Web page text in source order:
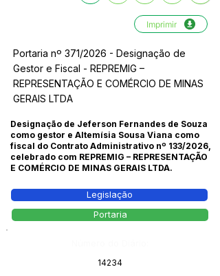
Imprimir
Portaria nº 371/2026 - Designação de
Gestor e Fiscal - REPREMIG –
REPRESENTAÇÃO E COMÉRCIO DE MINAS
GERAIS LTDA
Designação de Jeferson Fernandes de Souza
como gestor e Altemísia Sousa Viana como
fiscal do Contrato Administrativo nº 133/2026,
celebrado com REPREMIG – REPRESENTAÇÃO
E COMÉRCIO DE MINAS GERAIS LTDA.
Legislação
Portaria
14234